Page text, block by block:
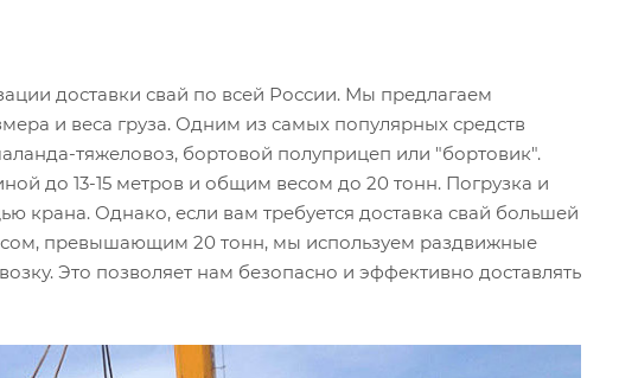
доставки свай по всей России. Мы предлагаем
и веса груза. Одним из самых популярных средств
тяжеловоз, бортовой полуприцеп или "бортовик".
до 13-15 метров и общим весом до 20 тонн. Погрузка и
крана. Однако, если вам требуется доставка свай большей
превышающим 20 тонн, мы используем раздвижные
Это позволяет нам безопасно и эффективно доставлять